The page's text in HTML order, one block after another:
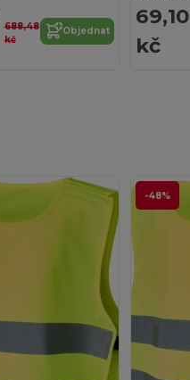
688,48
kč
Objednat
69,10
kč
-48%